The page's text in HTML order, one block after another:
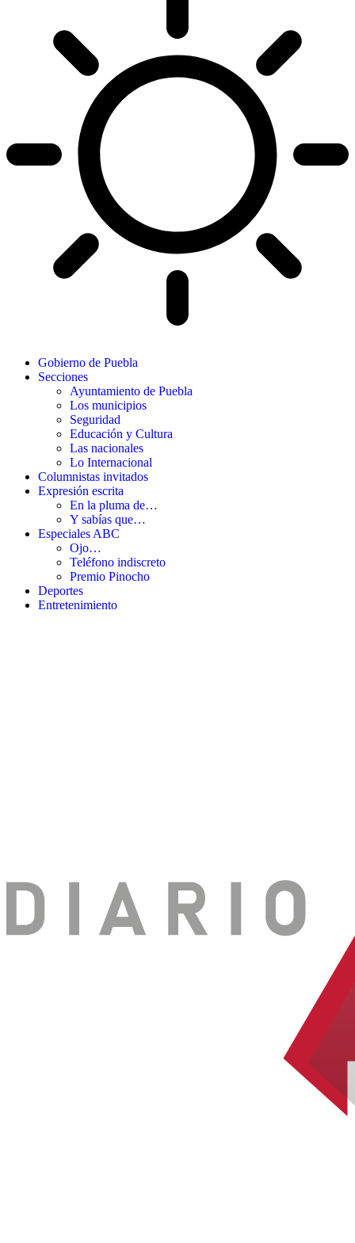
Gobierno de Puebla
Secciones
Ayuntamiento de Puebla
Los municipios
Seguridad
Educación y Cultura
Las nacionales
Lo Internacional
Columnistas invitados
Expresión escrita
En la pluma de…
Y sabías que…
Especiales ABC
Ojo…
Teléfono indiscreto
Premio Pinocho
Deportes
Entretenimiento